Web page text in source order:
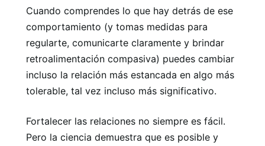
Cuando comprendes lo que hay detrás de ese
comportamiento (y tomas medidas para
regularte, comunicarte claramente y brindar
retroalimentación compasiva) puedes cambiar
incluso la relación más estancada en algo más
tolerable, tal vez incluso más significativo.
Fortalecer las relaciones no siempre es fácil.
Pero la ciencia demuestra que es posible y